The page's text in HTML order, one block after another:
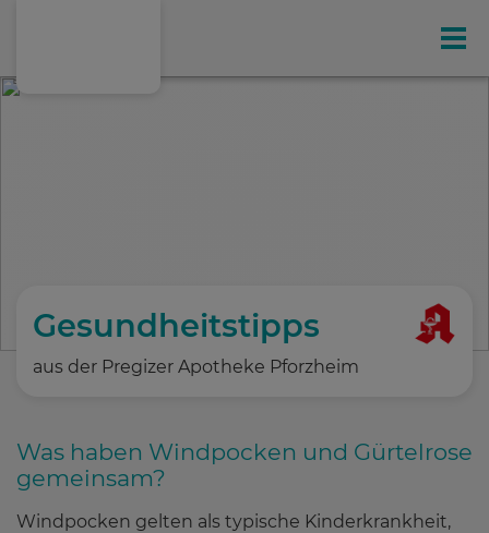
Ihr exklusives Kunden-Magazin
Hausspezialitäten
Gesundheitstipps (198)
Gesundheitstipps
aus der Pregizer Apotheke Pforzheim
Was haben Windpocken und Gürtelrose
gemeinsam?
Windpocken gelten als typische Kinderkrankheit,